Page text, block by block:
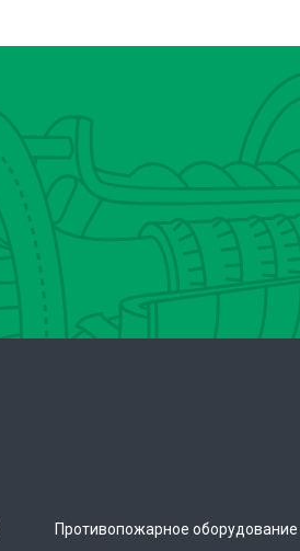
Противопожарное оборудование